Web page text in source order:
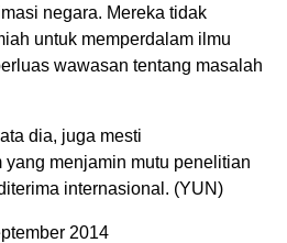
negara. Mereka tidak
untuk memperdalam ilmu
wawasan tentang masalah
dia, juga mesti
menjamin mutu penelitian
internasional. (YUN)
2014